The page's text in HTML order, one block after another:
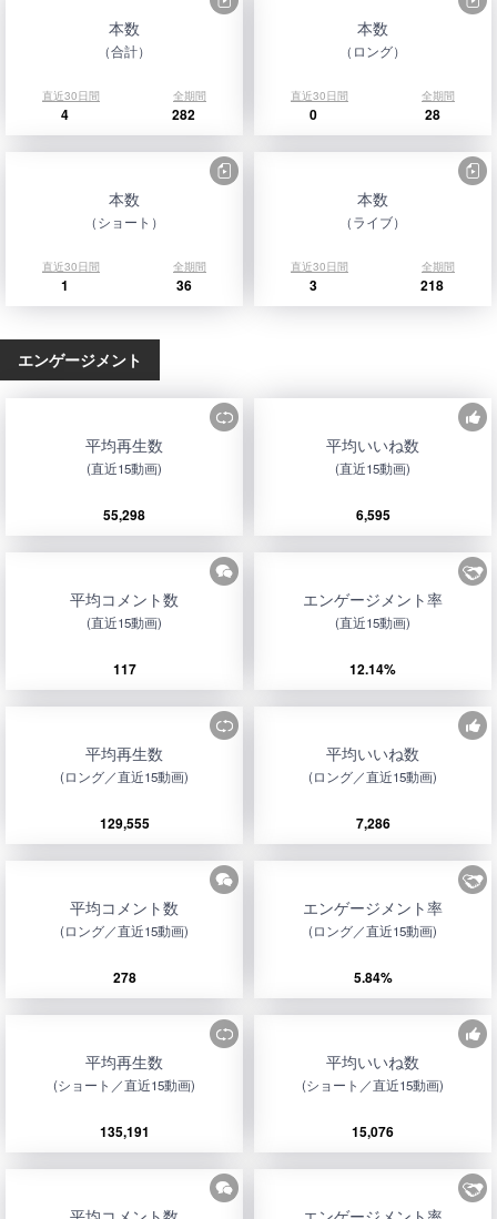
本数
（合計）
直近30日間 全期間
4 282
本数
（ロング）
直近30日間 全期間
0 28
本数
（ショート）
直近30日間 全期間
1 36
本数
（ライブ）
直近30日間 全期間
3 218
エンゲージメント
平均再生数
(直近15動画)
55,298
平均いいね数
(直近15動画)
6,595
平均コメント数
(直近15動画)
117
エンゲージメント率
(直近15動画)
12.14%
平均再生数
(ロング／直近15動画)
129,555
平均いいね数
(ロング／直近15動画)
7,286
平均コメント数
(ロング／直近15動画)
278
エンゲージメント率
(ロング／直近15動画)
5.84%
平均再生数
(ショート／直近15動画)
135,191
平均いいね数
(ショート／直近15動画)
15,076